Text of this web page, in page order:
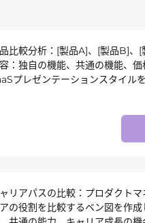
比較分析：[製品A]、[製品B]、
：独自の機能、共通の機能、
プレゼンテーションスタイル
リアパスの比較：プロダクト
の役割を比較するベン図を作